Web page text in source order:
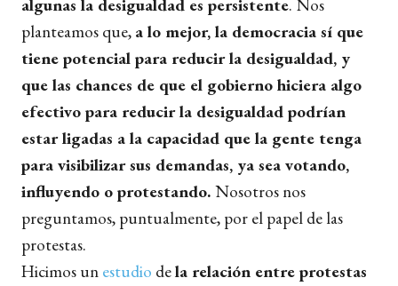
algunas la desigualdad es persistente. Nos
planteamos que, a lo mejor, la democracia sí que
tiene potencial para reducir la desigualdad, y
que las chances de que el gobierno hiciera algo
efectivo para reducir la desigualdad podrían
estar ligadas a la capacidad que la gente tenga
para visibilizar sus demandas, ya sea votando,
influyendo o protestando. Nosotros nos
preguntamos, puntualmente, por el papel de las
protestas.
Hicimos un estudio dela relación entre protestas